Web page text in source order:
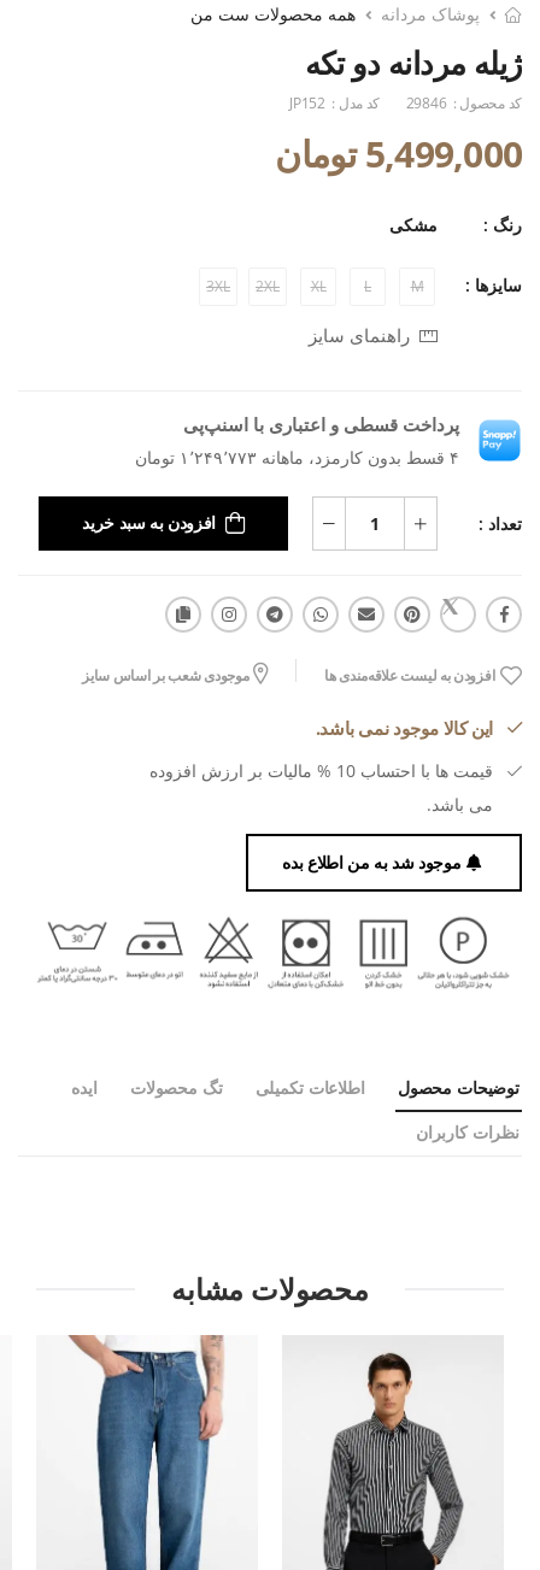
پوشاک مردانه همه محصولات ست من
ژیله مردانه دو تکه
کد محصول : 29846 کد مدل : JP152
5,499,000 تومان
رنگ : مشکی
سایزها : M
L
XL
2XL
3XL
راهنمای سایز
پرداخت قسطی و اعتباری با اسنپ‌پی
۴ قسط بدون کارمزد، ماهانه ۱٬۲۴۹٬۷۷۳ تومان
تعداد : افزودن به سبد خرید
افزودن به لیست علاقه‌مندی ها موجودی شعب بر اساس سایز
این کالا موجود نمی باشد.
قیمت ها با احتساب 10 % مالیات بر ارزش افزوده
می باشد.
موجود شد به من اطلاع بده
توضیحات محصول اطلاعات تکمیلی تگ محصولات ایده
نظرات کاربران
محصولات مشابه